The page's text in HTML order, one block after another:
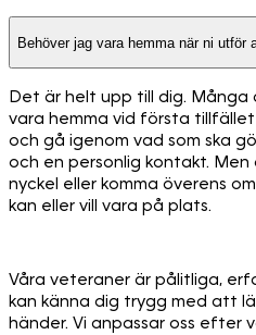
Behöver jag vara hemma när ni utför
Det är helt upp till dig. Många
vara hemma vid första
och gå igenom vad som ska
och en personlig kontakt.
nyckel eller komma överens
kan eller vill vara på plats.
Våra veteraner är pålitliga,
kan känna dig trygg med att
händer. Vi anpassar oss efter